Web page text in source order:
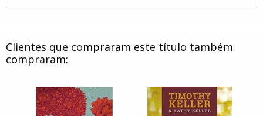
Clientes que compraram este título também
compraram: